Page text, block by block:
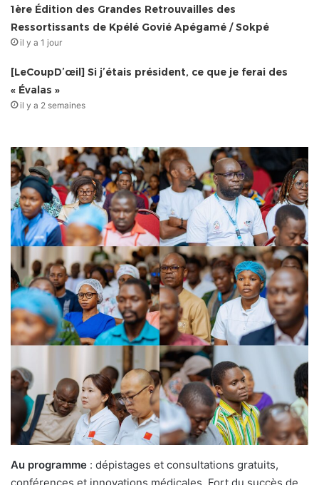
1ère Édition des Grandes Retrouvailles des
Ressortissants de Kpélé Govié Apégamé / Sokpé
il y a 1 jour
[LeCoupD’œil] Si j’étais président, ce que je ferai des
« Évalas »
il y a 2 semaines
Au programme : dépistages et consultations gratuits,